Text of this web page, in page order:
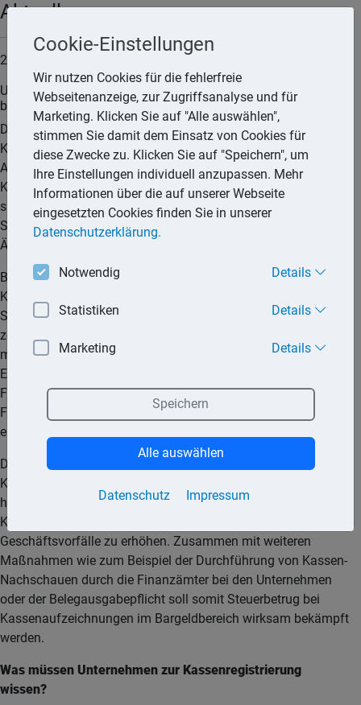
Aktuell
23.07.2025
Unternehmen müssen bis 31. Juli 2025 elektronische Kassen
bei Finanzverwaltung registrieren
Die Frist endet bald: Unternehmen, die elektronische
Kassensysteme oder vergleichbare digitale
Aufzeichnungssysteme wie zum Beispiel Tablet-
Kassensysteme verwenden, müssen diese erstmals bis
spätestens zum 31. Juli 2025 über die neue elektronische
Schnittstelle der Finanzverwaltung registrieren und fortan
Änderungen mitteilen.
Bereits seit dem Jahr 2020 besteht die Pflicht, elektronische
Kassensysteme mit einer zertifizierten technischen
Sicherheitseinrichtung (TSE) auszustatten. Neu ist jedoch die
zentrale Registrierungspflicht: Bis spätestens Ende Juli 2025
müssen alle elektronischen Aufzeichnungssysteme, die der
Einzelaufzeichnungspflicht unterliegen, digital beim
Finanzamt angemeldet werden. Dafür hat die
Finanzverwaltung seit dem 1. Januar 2025 eine
entsprechende Schnittstelle geschaffen.
Der Gesetzgeber hat bundesweit die Pflicht zur
Kassenregistrierung eingeführt, um die Transparenz
hinsichtlich der im Unternehmen verwendeten
Kassensysteme und damit die Nachvollziehbarkeit der
Geschäftsvorfälle zu erhöhen. Zusammen mit weiteren
Maßnahmen wie zum Beispiel der Durchführung von Kassen-
Nachschauen durch die Finanzämter bei den Unternehmen
oder der Belegausgabepflicht soll somit Steuerbetrug bei
Kassenaufzeichnungen im Bargeldbereich wirksam bekämpft
werden.
Was müssen Unternehmen zur Kassenregistrierung
wissen?
Cookie-Einstellungen
Wir nutzen Cookies für die fehlerfreie
Webseitenanzeige, zur Zugriffsanalyse und für
Marketing. Klicken Sie auf "Alle auswählen",
stimmen Sie damit dem Einsatz von Cookies für
diese Zwecke zu. Klicken Sie auf "Speichern", um
Ihre Einstellungen individuell anzupassen. Mehr
Informationen über die auf unserer Webseite
eingesetzten Cookies finden Sie in unserer
Datenschutzerklärung.
Notwendig Details
Statistiken Details
Marketing Details
Datenschutz Impressum
Speichern
Alle auswählen